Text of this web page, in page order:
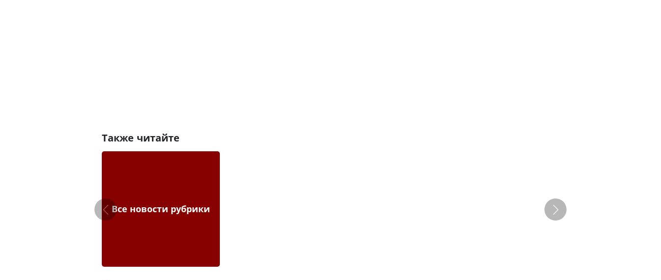
Также читайте
Все новости рубрики